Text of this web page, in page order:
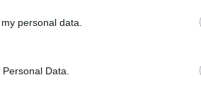
personal data.
Data.
να